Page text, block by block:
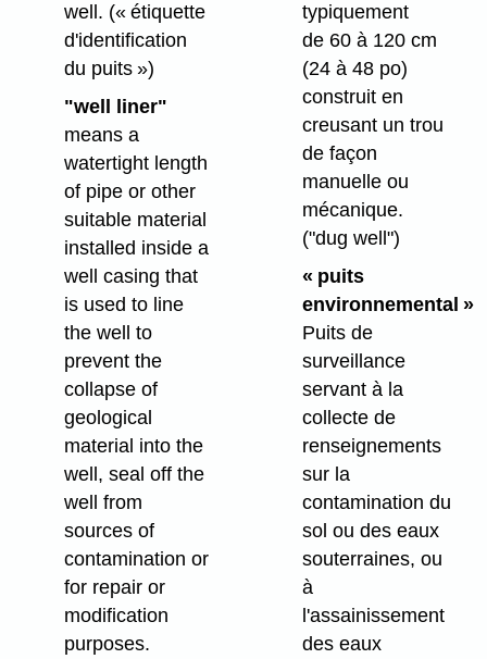
well. (« étiquette
d'identification
du puits »)
"well liner"
means a
watertight length
of pipe or other
suitable material
installed inside a
well casing that
is used to line
the well to
prevent the
collapse of
geological
material into the
well, seal off the
well from
sources of
contamination or
for repair or
modification
purposes.
typiquement
de 60 à 120 cm
(24 à 48 po)
construit en
creusant un trou
de façon
manuelle ou
mécanique.
("dug well")
« puits
environnemental »
Puits de
surveillance
servant à la
collecte de
renseignements
sur la
contamination du
sol ou des eaux
souterraines, ou
à
l'assainissement
des eaux